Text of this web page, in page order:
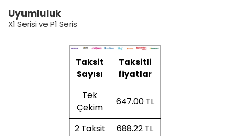
Uyumluluk
X1 Serisi ve P1 Seris
Taksit
Sayısı
Taksitli
fiyatlar
Tek
Çekim
647.00 TL
2 Taksit
688.22 TL